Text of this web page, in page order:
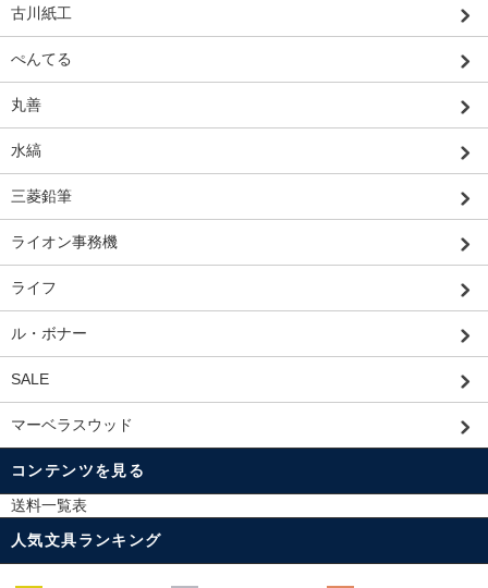
古川紙工
ぺんてる
丸善
水縞
三菱鉛筆
ライオン事務機
ライフ
ル・ボナー
SALE
マーベラスウッド
コンテンツを見る
送料一覧表
人気文具ランキング